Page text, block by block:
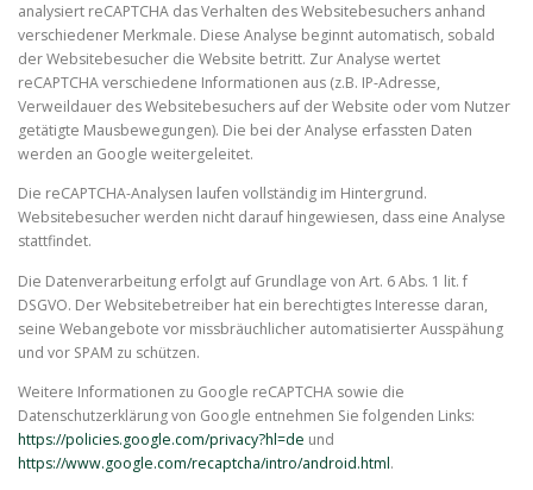
analysiert reCAPTCHA das Verhalten des Websitebesuchers anhand
verschiedener Merkmale. Diese Analyse beginnt automatisch, sobald
der Websitebesucher die Website betritt. Zur Analyse wertet
reCAPTCHA verschiedene Informationen aus (z.B. IP-Adresse,
Verweildauer des Websitebesuchers auf der Website oder vom Nutzer
getätigte Mausbewegungen). Die bei der Analyse erfassten Daten
werden an Google weitergeleitet.
Die reCAPTCHA-Analysen laufen vollständig im Hintergrund.
Websitebesucher werden nicht darauf hingewiesen, dass eine Analyse
stattfindet.
Die Datenverarbeitung erfolgt auf Grundlage von Art. 6 Abs. 1 lit. f
DSGVO. Der Websitebetreiber hat ein berechtigtes Interesse daran,
seine Webangebote vor missbräuchlicher automatisierter Ausspähung
und vor SPAM zu schützen.
Weitere Informationen zu Google reCAPTCHA sowie die
Datenschutzerklärung von Google entnehmen Sie folgenden Links:
https://policies.google.com/privacy?hl=de und
https://www.google.com/recaptcha/intro/android.html.